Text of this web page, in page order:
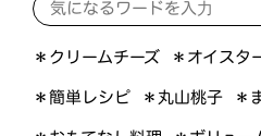
＊クリームチーズ ＊オイスタ
＊簡単レシピ ＊丸山桃子 ＊